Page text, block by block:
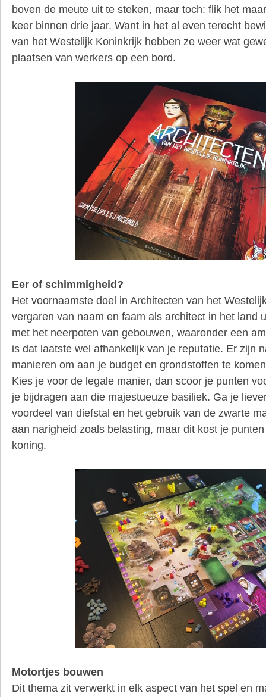
boven de meute uit te steken, maar toch: flik het
keer binnen drie jaar. Want in het al even terecht
van het Westelijk Koninkrijk hebben ze weer wat
plaatsen van werkers op een bord.
Eer of schimmigheid?
Het voornaamste doel in Architecten van het
vergaren van naam en faam als architect in het land
met het neerpoten van gebouwen, waaronder een
is dat laatste wel afhankelijk van je reputatie. Er zijn
manieren om aan je budget en grondstoffen te
Kies je voor de legale manier, dan scoor je punten
je bijdragen aan die majestueuze basiliek. Ga je
voordeel van diefstal en het gebruik van de zwarte
aan narigheid zoals belasting, maar dit kost je
koning.
Motortjes bouwen
Dit thema zit verwerkt in elk aspect van het spel en